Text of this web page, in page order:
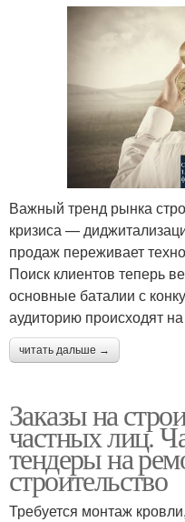
Важный тренд рынка
кризиса —
продаж переживает
Поиск клиентов теперь
основные баталии с
аудиторию происходят
читать дальше →
Заказы на
частных лиц.
тендеры на
строительство
Требуется монтаж